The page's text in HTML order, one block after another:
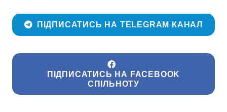
ПІДПИСАТИСЬ НА TELEGRAM КАНАЛ
ПІДПИСАТИСЬ НА FACEBOOK
СПІЛЬНОТУ